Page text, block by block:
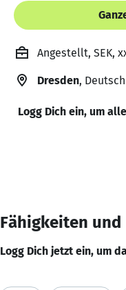
Angestellt, SEK,
Dresden,
Logg Dich ein, um
Fähigkeiten
Logg Dich jetzt ein, um